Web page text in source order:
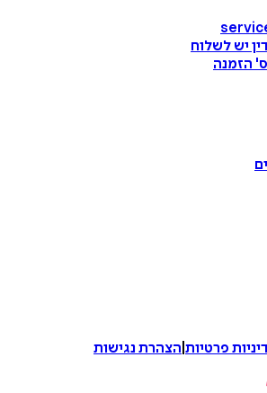
יש לשלוח
' הזמנה
פרטיות הצהרת נגישות